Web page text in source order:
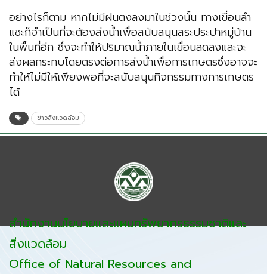
อย่างไรก็ตาม หากไม่มีฝนตงลงมาในช่วงนั้น ทางเขื่อนลำ
แชะก็จำเป็นที่จะต้องส่งน้ำเพื่อสนับสนุนสระประปาหมู่บ้าน
ในพื้นที่อีก ซึ่งจะทำให้ปริมาณน้ำภายในเขื่อนลดลงและจะ
ส่งผลกระทบโดยตรงต่อการส่งน้ำเพื่อการเกษตรซึ่งอาจจะ
ทำให้ไม่มีให้เพียงพอที่จะสนับสนุนกิจกรรมทางการเกษตร
ได้
ข่าวสิ่งแวดล้อม
สำนักงานนโยบายและแผนทรัพยากรธรรมชาติและ
สิ่งแวดล้อม
Office of Natural Resources and